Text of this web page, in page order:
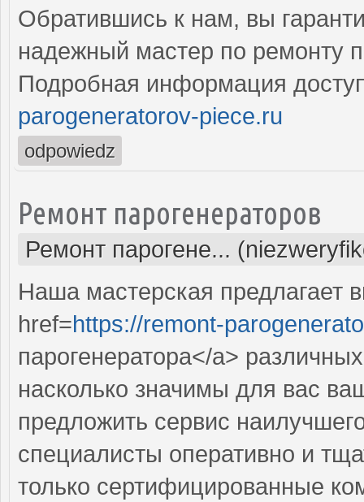
Обратившись к нам, вы
надежный мастер по ремонту
Подробная информация
parogeneratorov-piece.ru
odpowiedz
Ремонт парогенераторов
Ремонт парогене...
Наша мастерская предлагает
href=https://remont-
парогенератора</a>
насколько значимы для вас
предложить сервис
специалисты оперативно и
только сертифицированные